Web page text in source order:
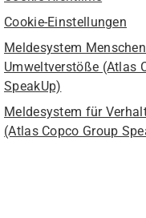
Cookie-Einstellungen
Meldesystem
Umweltverstöße (Atlas
SpeakUp)
Meldesystem für
(Atlas Copco Group